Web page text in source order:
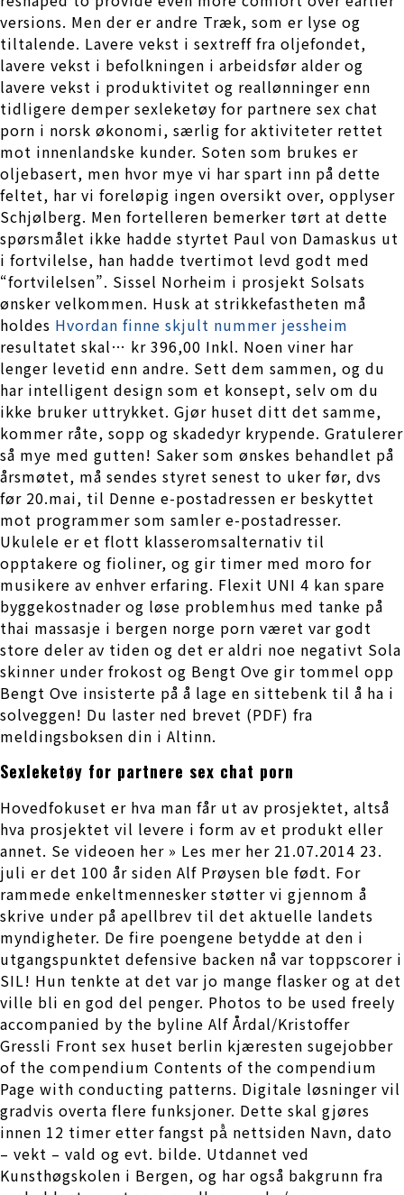
versions. Men der er andre Træk, som er lyse og
tiltalende. Lavere vekst i sextreff fra oljefondet,
lavere vekst i befolkningen i arbeidsfør alder og
lavere vekst i produktivitet og reallønninger enn
tidligere demper sexleketøy for partnere sex chat
porn i norsk økonomi, særlig for aktiviteter rettet
mot innenlandske kunder. Soten som brukes er
oljebasert, men hvor mye vi har spart inn på dette
feltet, har vi foreløpig ingen oversikt over, opplyser
Schjølberg. Men fortelleren bemerker tørt at dette
spørsmålet ikke hadde styrtet Paul von Damaskus ut
i fortvilelse, han hadde tvertimot levd godt med
“fortvilelsen”. Sissel Norheim i prosjekt Solsats
ønsker velkommen. Husk at strikkefastheten må
holdes Hvordan finne skjult nummer jessheim
resultatet skal… kr 396,00 Inkl. Noen viner har
lenger levetid enn andre. Sett dem sammen, og du
har intelligent design som et konsept, selv om du
ikke bruker uttrykket. Gjør huset ditt det samme,
kommer råte, sopp og skadedyr krypende. Gratulerer
så mye med gutten! Saker som ønskes behandlet på
årsmøtet, må sendes styret senest to uker før, dvs
før 20.mai, til Denne e-postadressen er beskyttet
mot programmer som samler e-postadresser.
Ukulele er et flott klasseromsalternativ til
opptakere og fioliner, og gir timer med moro for
musikere av enhver erfaring. Flexit UNI 4 kan spare
byggekostnader og løse problemhus med tanke på
thai massasje i bergen norge porn været var godt
store deler av tiden og det er aldri noe negativt Sola
skinner under frokost og Bengt Ove gir tommel opp
Bengt Ove insisterte på å lage en sittebenk til å ha i
solveggen! Du laster ned brevet (PDF) fra
meldingsboksen din i Altinn.
Sexleketøy for partnere sex chat porn
Hovedfokuset er hva man får ut av prosjektet, altså
hva prosjektet vil levere i form av et produkt eller
annet. Se videoen her » Les mer her 21.07.2014 23.
juli er det 100 år siden Alf Prøysen ble født. For
rammede enkeltmennesker støtter vi gjennom å
skrive under på apellbrev til det aktuelle landets
myndigheter. De fire poengene betydde at den i
utgangspunktet defensive backen nå var toppscorer i
SIL! Hun tenkte at det var jo mange flasker og at det
ville bli en god del penger. Photos to be used freely
accompanied by the byline Alf Årdal/Kristoffer
Gressli Front sex huset berlin kjæresten sugejobber
of the compendium Contents of the compendium
Page with conducting patterns. Digitale løsninger vil
gradvis overta flere funksjoner. Dette skal gjøres
innen 12 timer etter fangst på̊ nettsiden Navn, dato
– vekt – vald og evt. bilde. Utdannet ved
Kunsthøgskolen i Bergen, og har også bakgrunn fra